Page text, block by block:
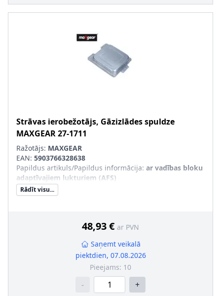
Strāvas ierobežotājs, Gāzizlādes spuldze
MAXGEAR27-1711
Ražotājs: MAXGEAR
EAN: 5903766328638
Papildus artikuls/Papildus informācija: ar vadības bloku
adaptīvajiem lukturiem (AFS)
Rādīt visu...
48,93 € ar PVN
Saņemt veikalā
piektdien, 07.08.2026
Pieejams: 10
- +